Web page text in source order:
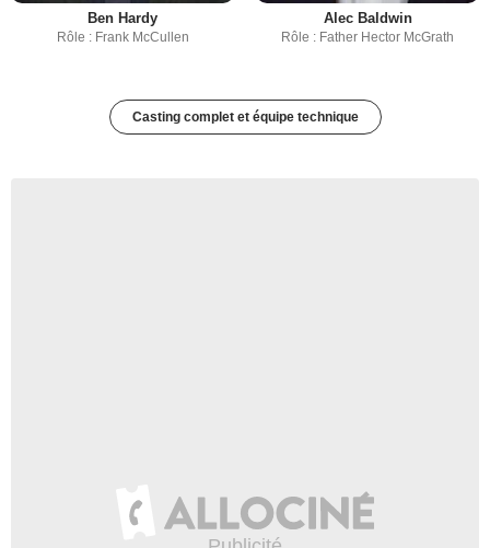
Ben Hardy
Rôle : Frank McCullen
Alec Baldwin
Rôle : Father Hector McGrath
Casting complet et équipe technique